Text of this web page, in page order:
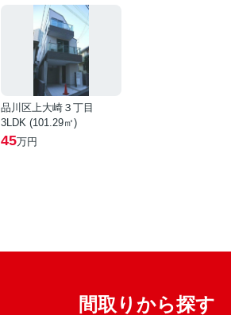
品川区上大崎３丁目
3LDK (101.29㎡)
45万円
間取りから探す